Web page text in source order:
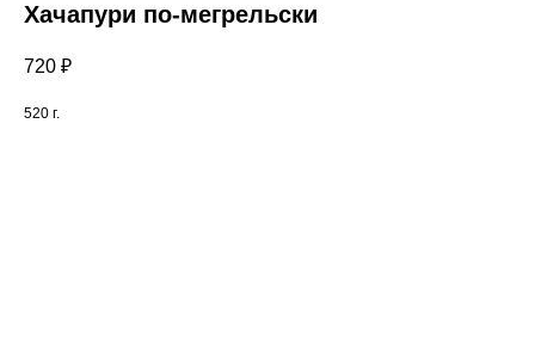
Хачапури по-мегрельски
720 ₽
520 г.